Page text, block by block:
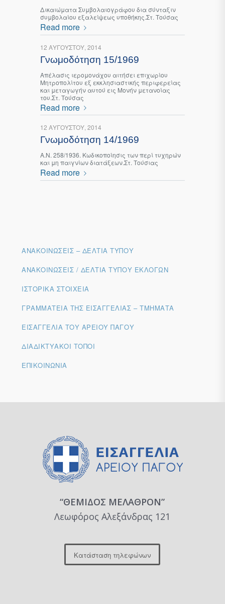
Δικαιώματα Συμβολαιογράφου δια σύνταξιν
συμβολαίου εξαλείψεως υποθήκης.Στ. Τούσας
Read more
12 ΑΥΓΟΎΣΤΟΥ, 2014
Γνωμοδότηση 15/1969
Απέλασις ιερομονάχου αιτήσει επιχωρίου
Μητροπολίτου εξ εκκλησιαστικής περιφερείας
και μεταγωγήν αυτού εις Μονήν μετανοίας
του.Στ. Τούσας
Read more
12 ΑΥΓΟΎΣΤΟΥ, 2014
Γνωμοδότηση 14/1969
Α.Ν. 258/1936. Κωδικοποίησις των περί τυχηρών
και μη παιγνίων διατάξεων.Στ. Τούσιας
Read more
ΑΝΑΚΟΙΝΏΣΕΙΣ – ΔΕΛΤΊΑ ΤΎΠΟΥ
ΑΝΑΚΟΙΝΏΣΕΙΣ / ΔΕΛΤΊΑ ΤΎΠΟΥ ΕΚΛΟΓΏΝ
ΙΣΤΟΡΙΚΆ ΣΤΟΙΧΕΊΑ
ΓΡΑΜΜΑΤΕΊΑ ΤΗΣ ΕΙΣΑΓΓΕΛΊΑΣ – ΤΜΉΜΑΤΑ
ΕΙΣΑΓΓΕΛΊΑ ΤΟΥ ΑΡΕΊΟΥ ΠΆΓΟΥ
ΔΙΑΔΙΚΤΥΑΚΟΊ ΤΌΠΟΙ
ΕΠΙΚΟΙΝΩΝΊΑ
“ΘΕΜΙΔΟΣ ΜΕΛΑΘΡΟΝ”
Λεωφόρος Αλεξάνδρας 121
Κατάσταση τηλεφώνων